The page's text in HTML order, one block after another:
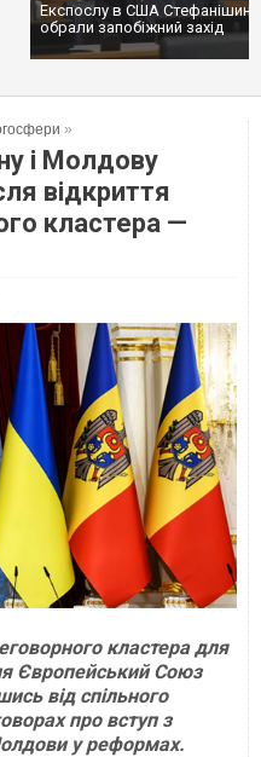
Експослу в США
обрали запобіжний захід
»
і Молдову
відкриття
кластера —
кластера для
Європейський Союз
від спільного
про вступ з
у реформах.